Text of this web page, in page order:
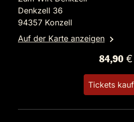
Denkzell 36
94357 Konzell
Auf der Karte anzeigen
84,90 €
Tickets